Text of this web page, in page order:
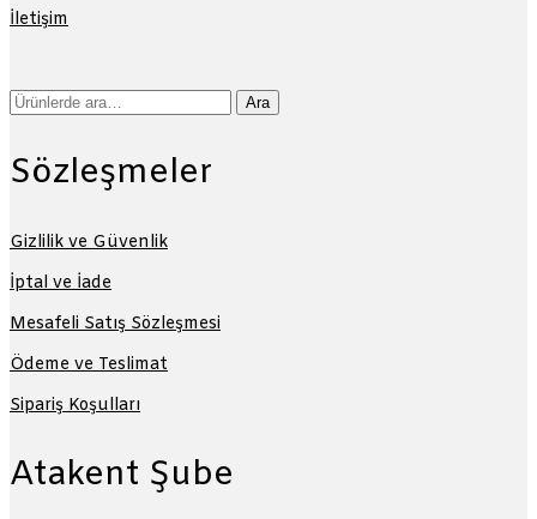
İletişim
Ara: Ara
Sözleşmeler
Gizlilik ve Güvenlik
İptal ve İade
Mesafeli Satış Sözleşmesi
Ödeme ve Teslimat
Sipariş Koşulları
Atakent Şube